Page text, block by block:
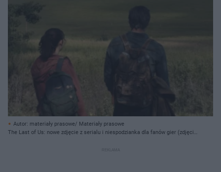
Autor: materiały prasowe/ Materiały prasowe
The Last of Us: nowe zdjęcie z serialu i niespodzianka dla fanów gier (zdjęcie